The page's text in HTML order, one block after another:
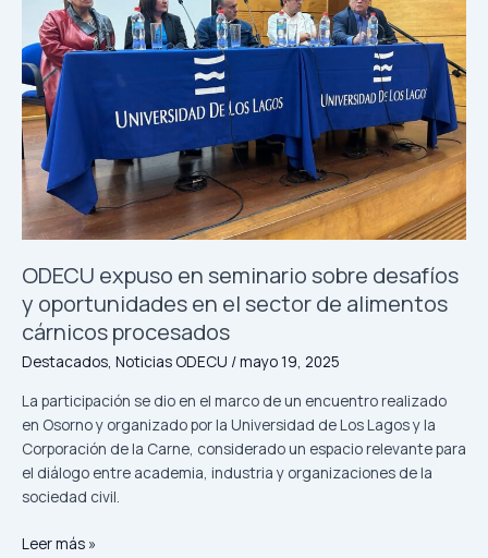
ODECU expuso en seminario sobre desafíos
y oportunidades en el sector de alimentos
cárnicos procesados
Destacados, Noticias ODECU /mayo 19, 2025
La participación se dio en el marco de un encuentro realizado
en Osorno y organizado por la Universidad de Los Lagos y la
Corporación de la Carne, considerado un espacio relevante para
el diálogo entre academia, industria y organizaciones de la
sociedad civil.
sobre
desafíos
y
oportunidades
en
el
sector
de
alimentos
cárnicos
Leer más »